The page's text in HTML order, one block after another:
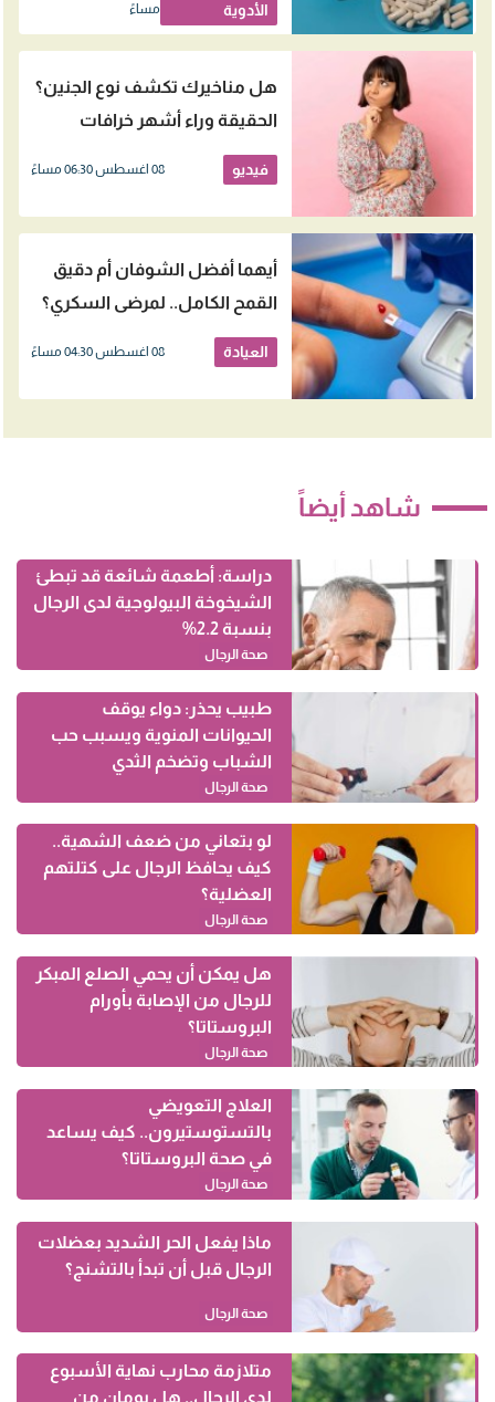
الأدوية مساءً
هل مناخيرك تكشف نوع الجنين؟
الحقيقة وراء أشهر خرافات
الحمل
فيديو 08 اغسطس 06:30 مساءً
أيهما أفضل الشوفان أم دقيق
القمح الكامل.. لمرضى السكري؟
العيادة 08 اغسطس 04:30 مساءً
شاهد أيضاً
دراسة: أطعمة شائعة قد تبطئ
الشيخوخة البيولوجية لدى الرجال
بنسبة 2.2%
صحة الرجال
طبيب يحذر: دواء يوقف
الحيوانات المنوية ويسبب حب
الشباب وتضخم الثدي
صحة الرجال
لو بتعاني من ضعف الشهية..
كيف يحافظ الرجال على كتلتهم
العضلية؟
صحة الرجال
هل يمكن أن يحمي الصلع المبكر
للرجال من الإصابة بأورام
البروستاتا؟
صحة الرجال
العلاج التعويضي
بالتستوستيرون.. كيف يساعد
في صحة البروستاتا؟
صحة الرجال
ماذا يفعل الحر الشديد بعضلات
الرجال قبل أن تبدأ بالتشنج؟
صحة الرجال
متلازمة محارب نهاية الأسبوع
لدى الرجال.. هل يومان من